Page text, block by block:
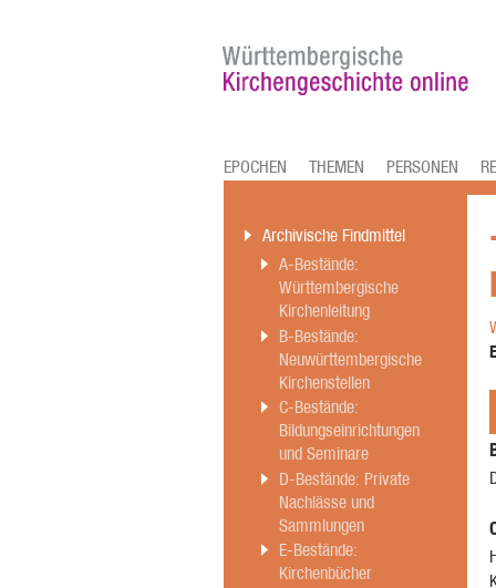
EPOCHEN THEMEN PERSONEN
Archivische Findmittel
A-Bestände:
Württembergische
Kirchenleitung
B-Bestände:
Neuwürttembergische
Kirchenstellen
C-Bestände:
Bildungseinrichtungen
und Seminare
D-Bestände: Private
Nachlässe und
Sammlungen
E-Bestände:
Kirchenbücher